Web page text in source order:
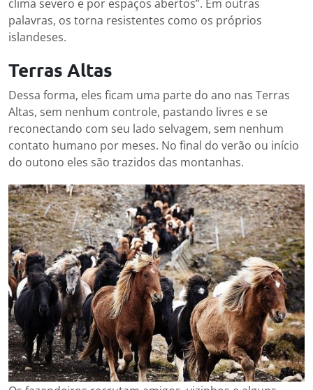
clima severo e por espaços abertos”. Em outras
palavras, os torna resistentes como os próprios
islandeses.
Terras Altas
Dessa forma, eles ficam uma parte do ano nas Terras
Altas, sem nenhum controle, pastando livres e se
reconectando com seu lado selvagem, sem nenhum
contato humano por meses. No final do verão ou início
do outono eles são trazidos das montanhas.